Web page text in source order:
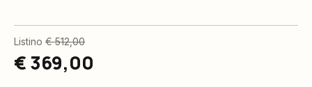
Listino € 512,00
€ 369,00